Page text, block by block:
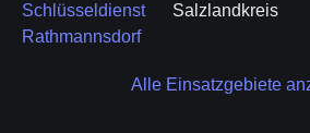
Schlüsseldienst
Rathmannsdorf
Salzlandkreis
Alle Einsatzgebiete